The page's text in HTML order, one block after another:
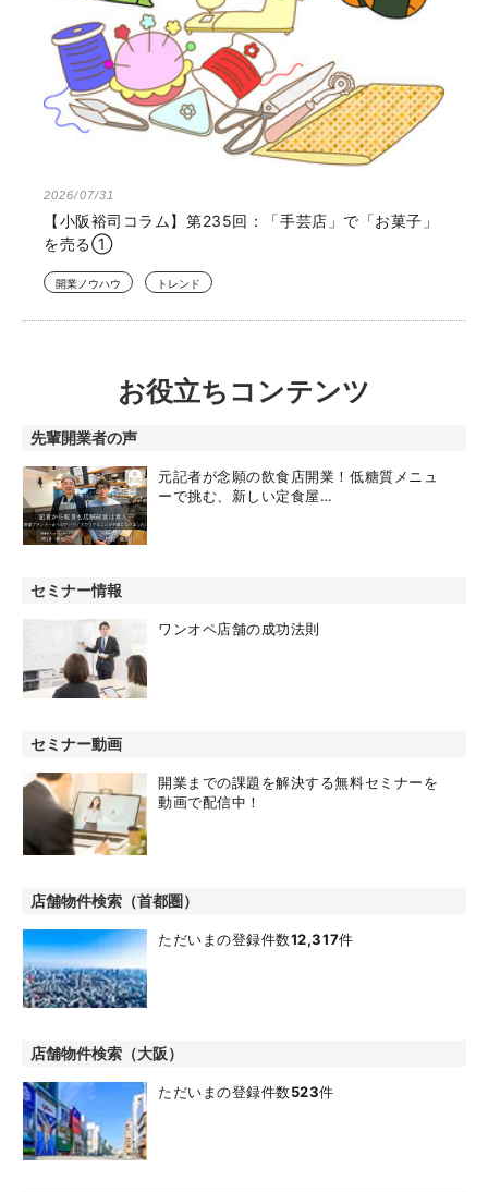
2026/07/31
【小阪裕司コラム】第235回：「手芸店」で「お菓子」
を売る①
開業ノウハウ トレンド
お役立ちコンテンツ
先輩開業者の声
元記者が念願の飲食店開業！低糖質メニュ
ーで挑む、新しい定食屋…
セミナー情報
ワンオペ店舗の成功法則
セミナー動画
開業までの課題を解決する無料セミナーを
動画で配信中！
店舗物件検索（首都圏）
ただいまの登録件数12,317件
店舗物件検索（大阪）
ただいまの登録件数523件